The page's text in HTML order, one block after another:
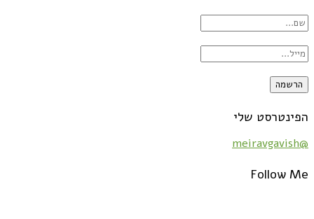
הפינטרסט שלי
@meiravgavish
Follow Me